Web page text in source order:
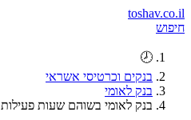
toshav.co.il
חיפוש
🕗
בנקים וכרטיסי אשראי
בנק לאומי
בנק לאומי בשוהם שעות פעילות